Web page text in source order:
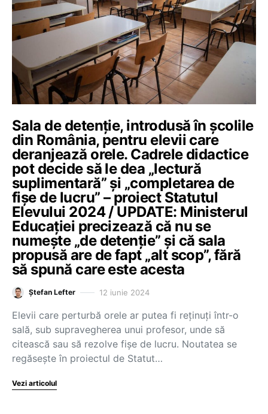
Sala de detenție, introdusă în școlile
din România, pentru elevii care
deranjează orele. Cadrele didactice
pot decide să le dea „lectură
suplimentară” și „completarea de
fișe de lucru” – proiect Statutul
Elevului 2024 / UPDATE: Ministerul
Educației precizează că nu se
numește „de detenție” și că sala
propusă are de fapt „alt scop”, fără
să spună care este acesta
Ștefan Lefter 12 iunie 2024
Elevii care perturbă orele ar putea fi reținuți într-o
sală, sub supravegherea unui profesor, unde să
citească sau să rezolve fișe de lucru. Noutatea se
regăsește în proiectul de Statut…
Vezi articolul